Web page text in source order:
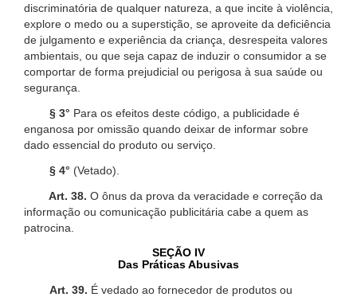
discriminatória de qualquer natureza, a que incite à violência,
explore o medo ou a superstição, se aproveite da deficiência
de julgamento e experiência da criança, desrespeita valores
ambientais, ou que seja capaz de induzir o consumidor a se
comportar de forma prejudicial ou perigosa à sua saúde ou
segurança.
§ 3° Para os efeitos deste código, a publicidade é
enganosa por omissão quando deixar de informar sobre
dado essencial do produto ou serviço.
§ 4° (Vetado).
Art. 38. O ônus da prova da veracidade e correção da
informação ou comunicação publicitária cabe a quem as
patrocina.
SEÇÃO IV
Das Práticas Abusivas
Art. 39. É vedado ao fornecedor de produtos ou